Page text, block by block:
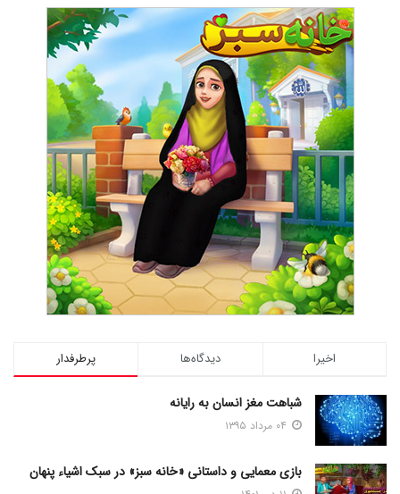
پرطرفدار دیدگاه‌ها اخیرا
شباهت مغز انسان به رایانه
بازی معمایی و داستانی «خانه سبز» در سبک اشیاء پنهان